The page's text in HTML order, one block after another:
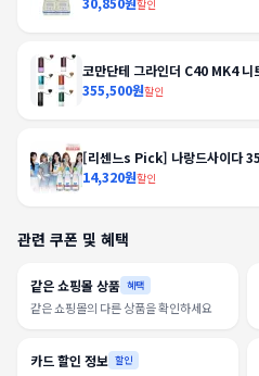
할인
코만단테 그라인더 C40 MK4 니
355,500원할인
[리센느s Pick] 나랑드사이다
입)
14,320원할인
관련 쿠폰 및 혜택
같은 쇼핑몰 상품 혜택
같은 쇼핑몰의 다른 상품을 확인하세요
카드 할인 정보 할인